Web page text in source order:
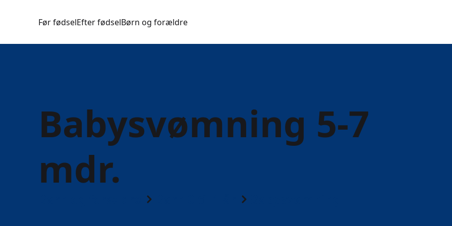
Før fødselEfter fødselBørn og forældre
Babysvømning 5-7
mdr.